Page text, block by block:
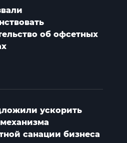
об офсетных
ускорить
санации бизнеса